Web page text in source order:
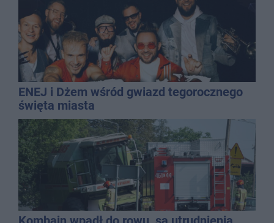
ENEJ i Dżem wśród gwiazd tegorocznego
święta miasta